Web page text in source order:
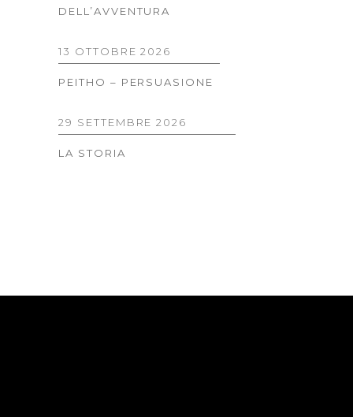
DELL’AVVENTURA
13 OTTOBRE 2026
PEITHO – PERSUASIONE
29 SETTEMBRE 2026
LA STORIA